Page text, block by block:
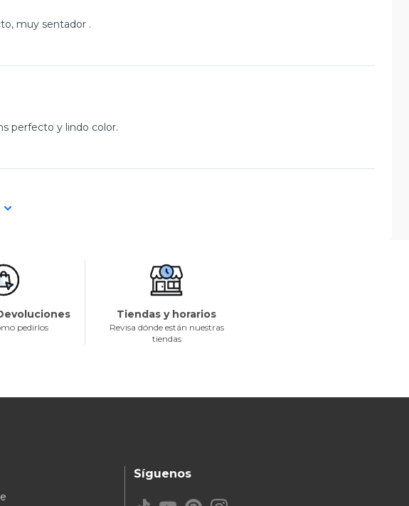
muy sentador .
perfecto y lindo color.
pedirlos
Tiendas y horarios
Revisa dónde están nuestras
tiendas
Síguenos